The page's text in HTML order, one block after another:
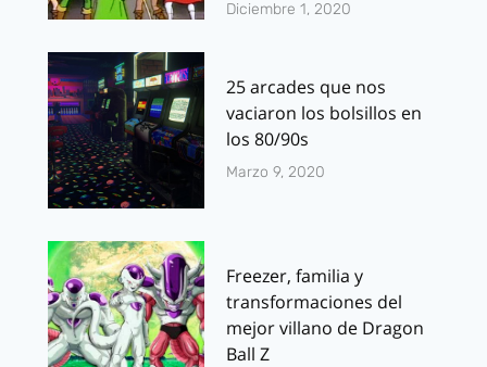
Diciembre 1, 2020
25 arcades que nos
vaciaron los bolsillos en
los 80/90s
Marzo 9, 2020
Freezer, familia y
transformaciones del
mejor villano de Dragon
Ball Z